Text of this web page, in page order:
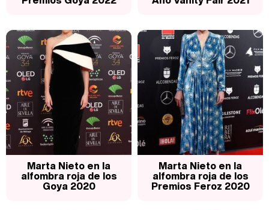
Manu Baqueiro: "Tuve como referente a Bruce Willis en 'Luz de Luna' para mi trabajo en la serie 'Perdiendo el juicio'"
Marta Nieto en la
alfombra roja de los
Goya 2020
Marta Nieto en la
alfombra roja de los
Premios Feroz 2020